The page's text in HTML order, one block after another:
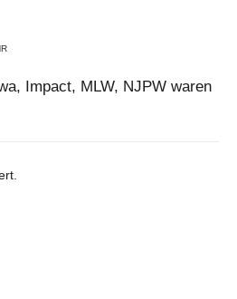
Impact, MLW, NJPW waren